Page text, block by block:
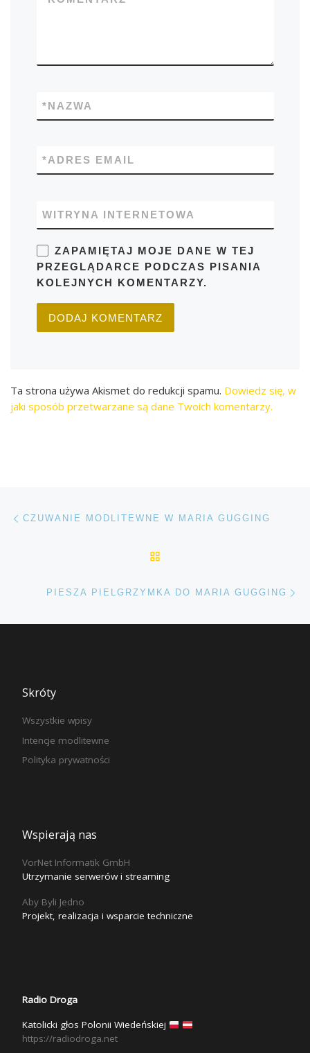
NAZWA
*
ADRES EMAIL
*
WITRYNA INTERNETOWA
ZAPAMIĘTAJ MOJE DANE W TEJ
PRZEGLĄDARCE PODCZAS PISANIA
KOLEJNYCH KOMENTARZY.
Ta strona używa Akismet do redukcji spamu. Dowiedz się, w
jaki sposób przetwarzane są dane Twoich komentarzy.
Przeglądanie Wpisów
CZUWANIE MODLITEWNE W MARIA GUGGING
PIESZA PIELGRZYMKA DO MARIA GUGGING
Skróty
Wszystkie wpisy
Intencje modlitewne
Polityka prywatności
Wspierają nas
VorNet Informatik GmbH
Utrzymanie serwerów i streaming
Aby Byli Jedno
Projekt, realizacja i wsparcie techniczne
Radio Droga
Katolicki głos Polonii Wiedeńskiej
https://radiodroga.net